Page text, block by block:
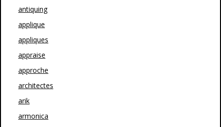
antiquing
applique
appliques
appraise
approche
architectes
arik
armonica